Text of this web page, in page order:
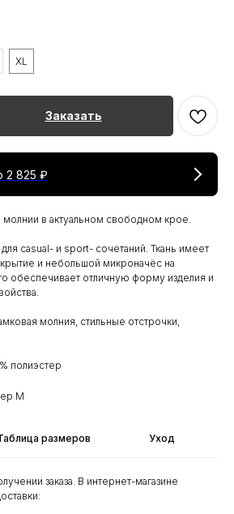
XL
Заказать
2 825 ₽
молнии в актуальном свободном крое.
casual- и sport- сочетаний. Ткань имеет
и небольшой микроначёс на
обеспечивает отличную форму изделия и
молния, стильные отстрочки,
полиэстер
M
размеров Уход
заказа. В интернет-магазине